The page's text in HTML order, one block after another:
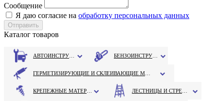
Сообщение
Я даю согласие на обработку персональных данных
Каталог товаров